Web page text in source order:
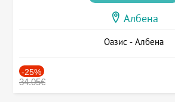
Албена
Оазис - Албена
-25%
34.05€